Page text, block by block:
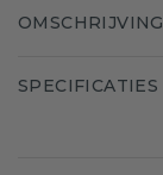
OMSCHRIJVING
SPECIFICATIES